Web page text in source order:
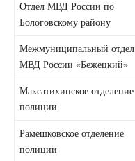
Отдел МВД России по
Бологовскому району
Межмуниципальный отдел
МВД России «Бежецкий»
Максатихинское отделение
полиции
Рамешковское отделение
полиции